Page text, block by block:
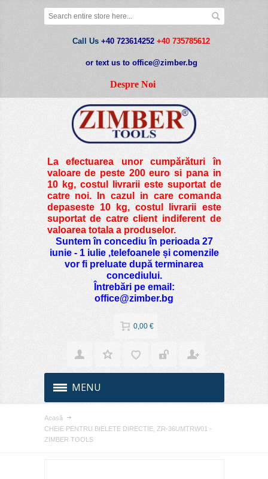
Call Us +40 723614252 +40 735785612
or text us to office@zimber.bg
Despre Noi
La efectuarea unor cumpărături în
valoare de peste200 euro si pana in
10 kg, costul livrarii este suportat de
catre noi. In cazul in care comanda
depaseste 10 kg, costul livrarii este
suportat de catre client indiferent de
valoarea totala a produselor.
Suntem în concediu în perioada 27
iunie - 1 iulie ,telefoanele și comenzile
vor fi preluate după terminarea
concediului.
Întrebări pe email:
office@zimber.bg
0,00 €
MENU
Acasă
CHEIE PENTRU BIELETE DIRECTIE, ZR-36UMTRW01 -
ZIMBER TOOLS